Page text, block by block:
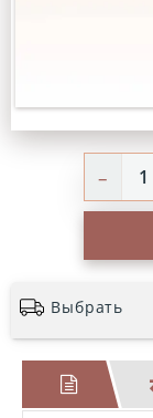
–
Выбрать